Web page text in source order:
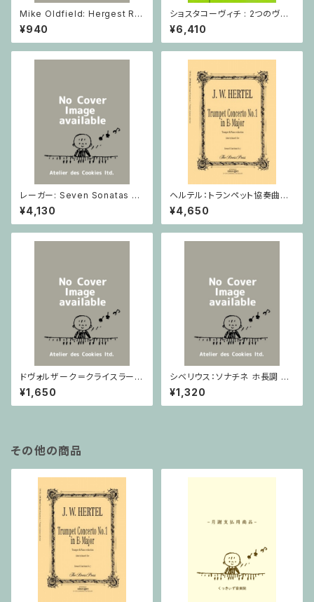
Mike Oldfield: Hergest Rid
ge / ピアノ
¥940
ショスタコーヴィチ : 2つのヴァ
イオリンとピアノのための 5つの
小品 / ヴァイオリン2とピアノ
¥6,410
レーガー: Seven Sonatas o
p. 91 Heft 2 / ヴァイオリン
¥4,130
ヘルテル：トランペット協奏曲第1
番 変ホ長調/トランペット・ピア
ノ
¥4,650
ドヴォルザーク＝クライスラー：
スラヴ幻想曲 ロ短調 from Op.
55-4, Op.75 / ヴァイオリンと
ピアノ
¥1,650
シベリウス：ソナチネ ホ長調 O
p.80 / ヴァイオリンとピアノ
¥1,320
その他の商品